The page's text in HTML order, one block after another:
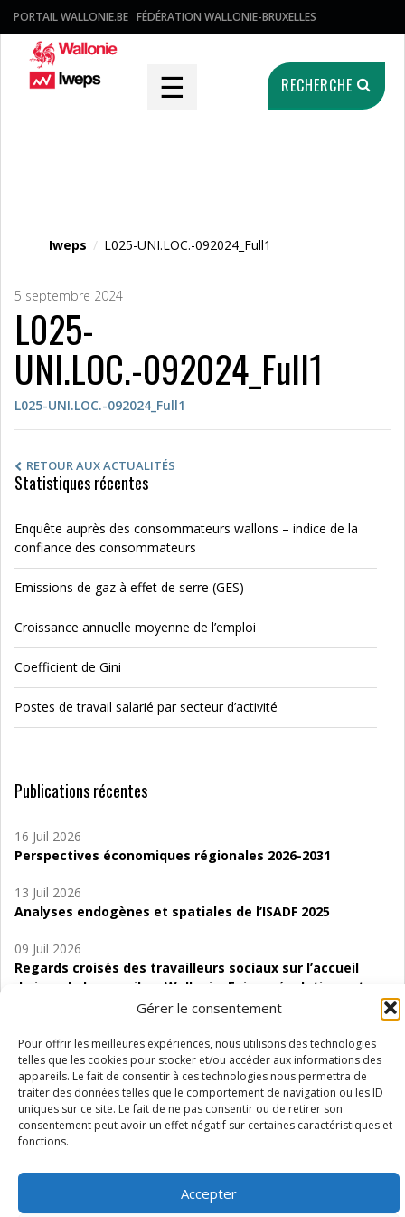
Gérer le consentement
Pour offrir les meilleures expériences, nous utilisons des technologies
telles que les cookies pour stocker et/ou accéder aux informations des
appareils. Le fait de consentir à ces technologies nous permettra de
traiter des données telles que le comportement de navigation ou les ID
uniques sur ce site. Le fait de ne pas consentir ou de retirer son
consentement peut avoir un effet négatif sur certaines caractéristiques et
fonctions.
Accepter
PORTAIL WALLONIE.BE FÉDÉRATION WALLONIE-BRUXELLES
☰ RECHERCHE
Iweps / L025-UNI.LOC.-092024_Full1
5 septembre 2024
L025-
UNI.LOC.-092024_Full1
L025-UNI.LOC.-092024_Full1
RETOUR AUX ACTUALITÉS
Statistiques récentes
Enquête auprès des consommateurs wallons – indice de la
confiance des consommateurs
Emissions de gaz à effet de serre (GES)
Croissance annuelle moyenne de l’emploi
Coefficient de Gini
Postes de travail salarié par secteur d’activité
Publications récentes
16 Juil 2026
Perspectives économiques régionales 2026-2031
13 Juil 2026
Analyses endogènes et spatiales de l’ISADF 2025
09 Juil 2026
Regards croisés des travailleurs sociaux sur l’accueil
de jour de bas seuil en Wallonie. Enjeux, évolutions et
06 Juil 2026
Étude d’évaluabilité des Structures
d’accompagnement à l’autocréation d’emploi (SAACE)
01 Juil 2026
Pénurie du personnel infirmier :quels indicateurs
Wallonie ?